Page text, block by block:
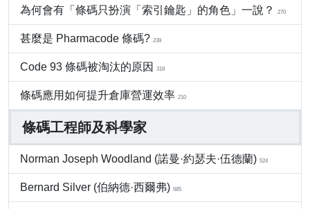
為何會有「條碼只扮演「索引鑰匙」的角色」一說？ 270
甚麼是 Pharmacode 條碼? 239
Code 93 條碼被淘汰的原因 318
條碼應用如何提升倉庫營運效率 210
條碼工程師及科學家
Norman Joseph Woodland (諾曼·約瑟夫·伍德蘭) 524
Bernard Silver (伯納德·西爾弗) 685